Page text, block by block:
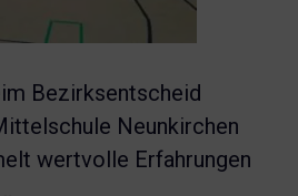
Bezirksentscheid
Neunkirchen
wertvolle Erfahrungen